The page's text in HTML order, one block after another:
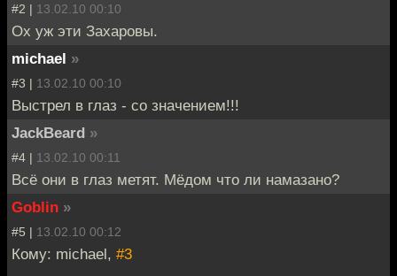
#2 | 13.02.10 00:10
Ох уж эти Захаровы.
michael »
#3 | 13.02.10 00:10
Выстрел в глаз - со значением!!!
JackBeard »
#4 | 13.02.10 00:11
Всё они в глаз метят. Мёдом что ли намазано?
Goblin »
#5 | 13.02.10 00:12
Кому: michael, #3